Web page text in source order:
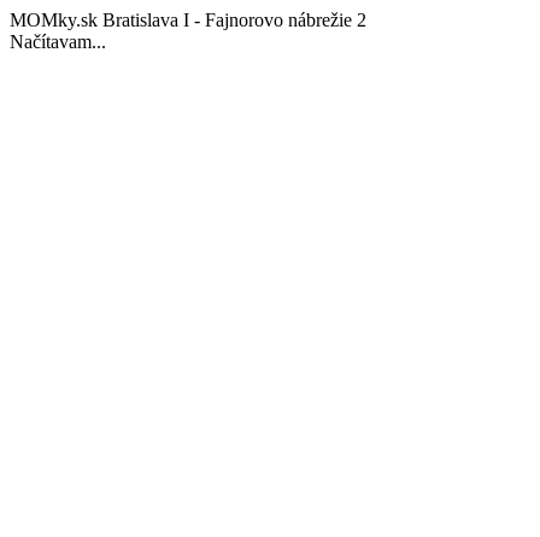
MOMky.sk Bratislava I - Fajnorovo nábrežie 2
Načítavam...